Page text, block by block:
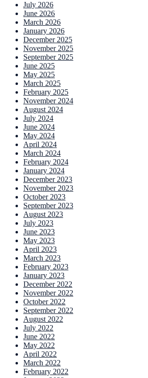
July 2026
June 2026
March 2026
January 2026
December 2025
November 2025
September 2025
June 2025
May 2025
March 2025
February 2025
November 2024
August 2024
July 2024
June 2024
May 2024
April 2024
March 2024
February 2024
January 2024
December 2023
November 2023
October 2023
September 2023
August 2023
July 2023
June 2023
May 2023
April 2023
March 2023
February 2023
January 2023
December 2022
November 2022
October 2022
September 2022
August 2022
July 2022
June 2022
May 2022
April 2022
March 2022
February 2022